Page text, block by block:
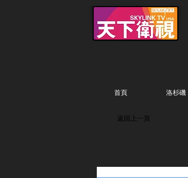
首頁 洛杉磯
返回上一頁